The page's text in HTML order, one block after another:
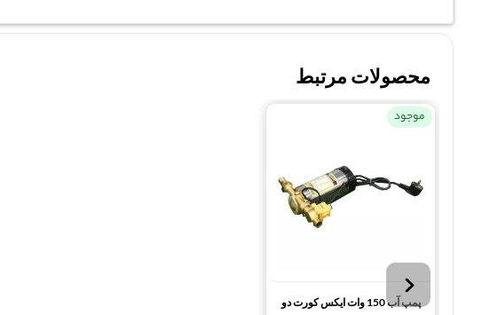
محصولات مرتبط
موجود
پمپ آب 150 وات ایکس کورت دو